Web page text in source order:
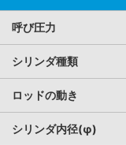
呼び圧力
シリンダ種類
ロッドの動き
シリンダ内径(φ)